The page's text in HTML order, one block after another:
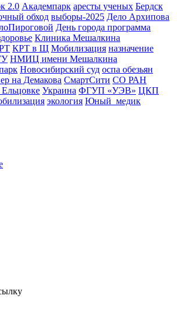
2.0 Академпарк аресты ученых Бердск
обход выборы-2025 Дело Архипова
День города программа
Клиника Мешалкина
КРТ в Щ Мобилизация назначение
НМИЦ имени Мешалкина
Новосибирский суд оспа обезьян
на Демакова СмартСити СО РАН
Украина ФГУП «УЭВ» ЦКП
экология Юный_медик